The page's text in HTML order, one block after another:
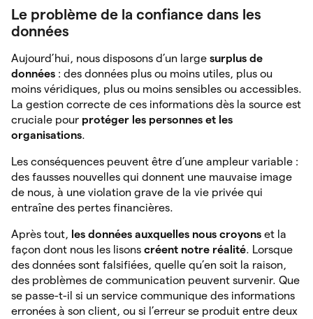
Le problème de la confiance dans les
données
Aujourd’hui, nous disposons d’un large surplus de
données : des données plus ou moins utiles, plus ou
moins véridiques, plus ou moins sensibles ou accessibles.
La gestion correcte de ces informations dès la source est
cruciale pour protéger les personnes et les
organisations.
Les conséquences peuvent être d’une ampleur variable :
des fausses nouvelles qui donnent une mauvaise image
de nous, à une violation grave de la vie privée qui
entraîne des pertes financières.
Après tout, les données auxquelles nous croyons et la
façon dont nous les lisons créent notre réalité. Lorsque
des données sont falsifiées, quelle qu’en soit la raison,
des problèmes de communication peuvent survenir. Que
se passe-t-il si un service communique des informations
erronées à son client, ou si l’erreur se produit entre deux